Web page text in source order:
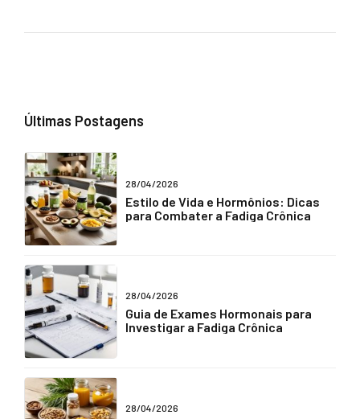
Últimas Postagens
28/04/2026
Estilo de Vida e Hormônios: Dicas
para Combater a Fadiga Crônica
28/04/2026
Guia de Exames Hormonais para
Investigar a Fadiga Crônica
28/04/2026